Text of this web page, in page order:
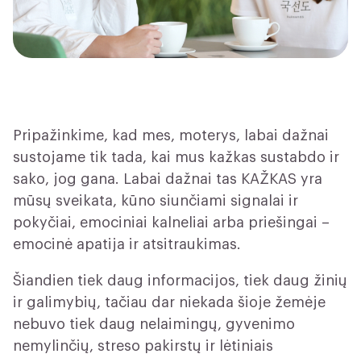
Pripažinkime, kad mes, moterys, labai dažnai
sustojame tik tada, kai mus kažkas sustabdo ir
sako, jog gana. Labai dažnai tas KAŽKAS yra
mūsų sveikata, kūno siunčiami signalai ir
pokyčiai, emociniai kalneliai arba priešingai –
emocinė apatija ir atsitraukimas.
Šiandien tiek daug informacijos, tiek daug žinių
ir galimybių, tačiau dar niekada šioje žemėje
nebuvo tiek daug nelaimingų, gyvenimo
nemylinčių, streso pakirstų ir lėtiniais